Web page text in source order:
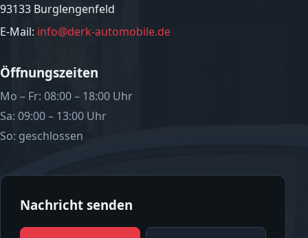
93133 Burglengenfeld
E-Mail: info@derk-automobile.de
Öffnungszeiten
Mo – Fr: 08:00 – 18:00 Uhr
Sa: 09:00 – 13:00 Uhr
So: geschlossen
Nachricht senden